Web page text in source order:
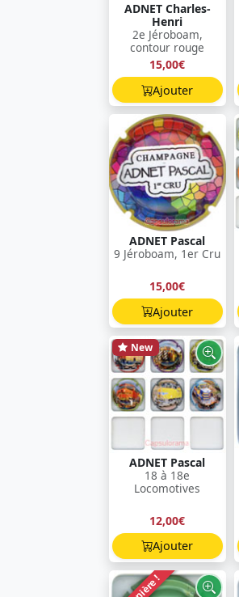
ADNET Charles-
Henri
2e Jéroboam,
contour rouge
15,00€
Ajouter
ADNET Pascal
9 Jéroboam, 1er Cru
15,00€
Ajouter
New
ADNET Pascal
18 à 18e
Locomotives
12,00€
Ajouter